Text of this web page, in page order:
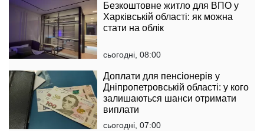
Безкоштовне житло для ВПО у
Харківській області: як можна
стати на облік
сьогодні, 08:00
Доплати для пенсіонерів у
Дніпропетровській області: у кого
залишаються шанси отримати
виплати
сьогодні, 07:00